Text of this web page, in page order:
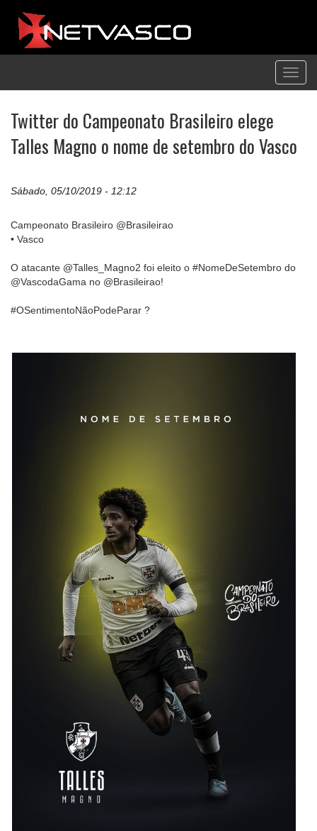
Twitter do Campeonato Brasileiro elege
Talles Magno o nome de setembro do Vasco
Sábado, 05/10/2019 - 12:12
Campeonato Brasileiro @Brasileirao
• Vasco
O atacante @Talles_Magno2 foi eleito o #NomeDeSetembro do
@VascodaGama no @Brasileirao!
#OSentimentoNãoPodeParar ?